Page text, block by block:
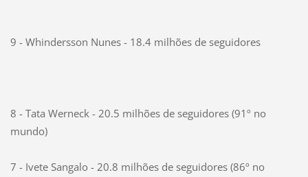
9 - Whindersson Nunes - 18.4 milhões de seguidores
8 - Tata Werneck - 20.5 milhões de seguidores (91º no
mundo)
7 - Ivete Sangalo - 20.8 milhões de seguidores (86º no